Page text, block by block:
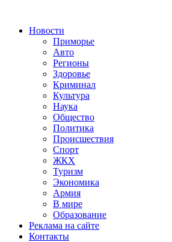
Новости
Приморье
Авто
Регионы
Здоровье
Криминал
Культура
Наука
Общество
Политика
Происшествия
Спорт
ЖКХ
Туризм
Экономика
Армия
В мире
Образование
Реклама на сайте
Контакты